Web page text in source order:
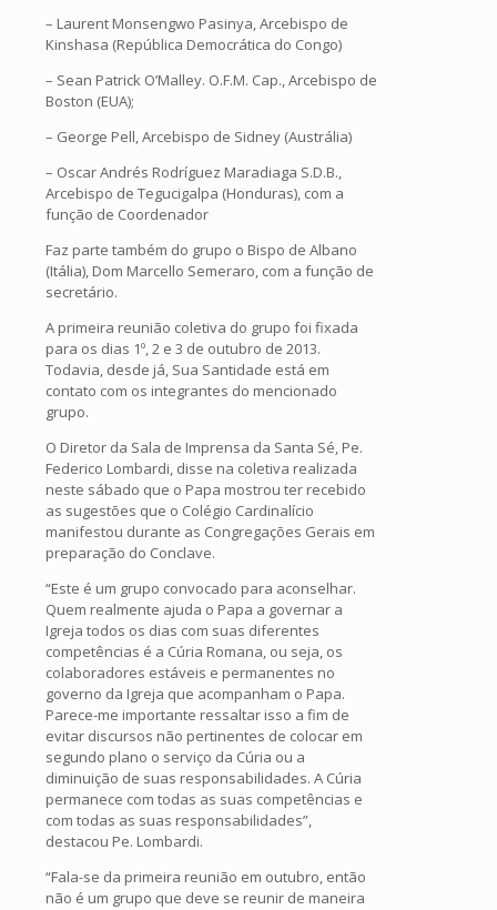
– Laurent Monsengwo Pasinya, Arcebispo de
Kinshasa (República Democrática do Congo)
– Sean Patrick O’Malley. O.F.M. Cap., Arcebispo de
Boston (EUA);
– George Pell, Arcebispo de Sidney (Austrália)
– Oscar Andrés Rodríguez Maradiaga S.D.B.,
Arcebispo de Tegucigalpa (Honduras), com a
função de Coordenador
Faz parte também do grupo o Bispo de Albano
(Itália), Dom Marcello Semeraro, com a função de
secretário.
A primeira reunião coletiva do grupo foi fixada
para os dias 1º, 2 e 3 de outubro de 2013.
Todavia, desde já, Sua Santidade está em
contato com os integrantes do mencionado
grupo.
O Diretor da Sala de Imprensa da Santa Sé, Pe.
Federico Lombardi, disse na coletiva realizada
neste sábado que o Papa mostrou ter recebido
as sugestões que o Colégio Cardinalício
manifestou durante as Congregações Gerais em
preparação do Conclave.
“Este é um grupo convocado para aconselhar.
Quem realmente ajuda o Papa a governar a
Igreja todos os dias com suas diferentes
competências é a Cúria Romana, ou seja, os
colaboradores estáveis e permanentes no
governo da Igreja que acompanham o Papa.
Parece-me importante ressaltar isso a fim de
evitar discursos não pertinentes de colocar em
segundo plano o serviço da Cúria ou a
diminuição de suas responsabilidades. A Cúria
permanece com todas as suas competências e
com todas as suas responsabilidades”,
destacou Pe. Lombardi.
“Fala-se da primeira reunião em outubro, então
não é um grupo que deve se reunir de maneira